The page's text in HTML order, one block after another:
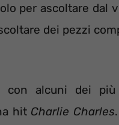
per ascoltare dal
dei pezzi
alcuni dei più
hit Charlie Charles